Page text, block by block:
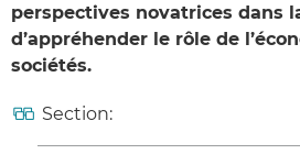
perspectives novatrices dans
d’appréhender le rôle de
sociétés.
Section: